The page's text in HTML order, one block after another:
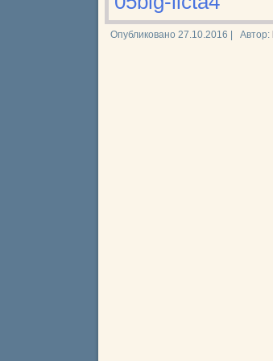
Опубликовано 27.10.2016 Автор: